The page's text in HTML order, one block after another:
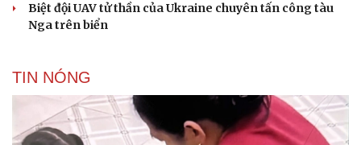
Biệt đội UAV tử thần của Ukraine chuyên tấn công tàu
Nga trên biển
TIN NÓNG